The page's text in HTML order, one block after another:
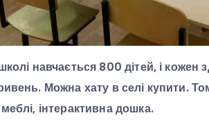
навчається 800 дітей, і
Можна хату в селі купити.
інтерактивна дошка.